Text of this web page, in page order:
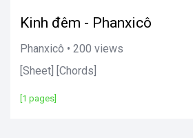
Kinh đêm - Phanxicô
Phanxicô • 200 views
[Sheet] [Chords]
[1 pages]